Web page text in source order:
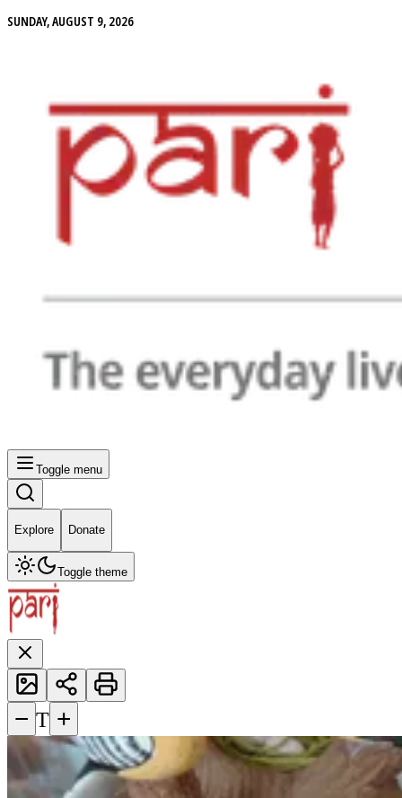
SUNDAY, AUGUST 9, 2026
Toggle menu
Explore Donate
Toggle theme
− T +